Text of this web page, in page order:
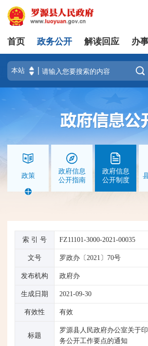
首页 政务公开 解读回应 办

政策
政府信息
公开指南
政府信息
公开制度
索 引 号 FZ11101-3000-2021-00035
文号 罗政办〔2021〕70号
发布机构 政府办
生成日期 2021-09-30
有效性 有效
标题
罗源县人民政府办公室关于
务公开工作要点的通知